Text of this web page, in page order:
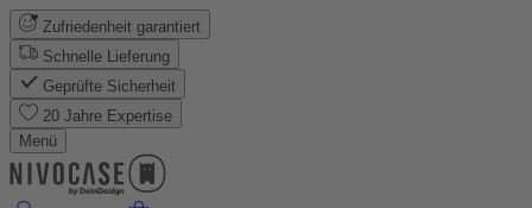
Zufriedenheit garantiert
Schnelle Lieferung
Geprüfte Sicherheit
20 Jahre Expertise
Menü